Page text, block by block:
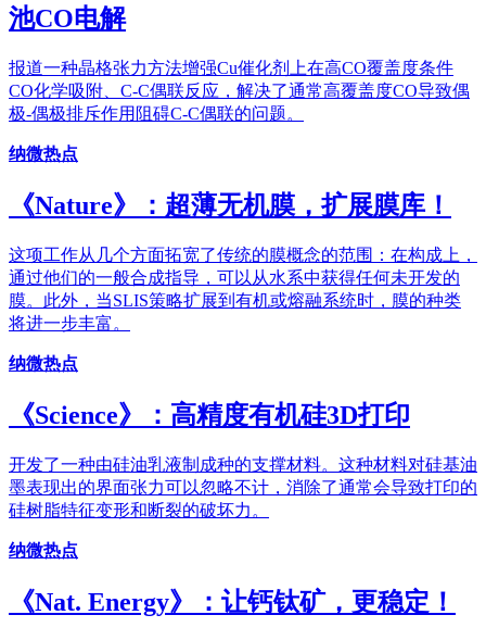
池CO电解
报道一种晶格张力方法增强Cu催化剂上在高CO覆盖度条件
CO化学吸附、C-C偶联反应，解决了通常高覆盖度CO导致偶
极-偶极排斥作用阻碍C-C偶联的问题。
纳微热点
《Nature》：超薄无机膜，扩展膜库！
这项工作从几个方面拓宽了传统的膜概念的范围：在构成上，
通过他们的一般合成指导，可以从水系中获得任何未开发的
膜。此外，当SLIS策略扩展到有机或熔融系统时，膜的种类
将进一步丰富。
纳微热点
《Science》：高精度有机硅3D打印
开发了一种由硅油乳液制成种的支撑材料。这种材料对硅基油
墨表现出的界面张力可以忽略不计，消除了通常会导致打印的
硅树脂特征变形和断裂的破坏力。
纳微热点
《Nat. Energy》：让钙钛矿，更稳定！